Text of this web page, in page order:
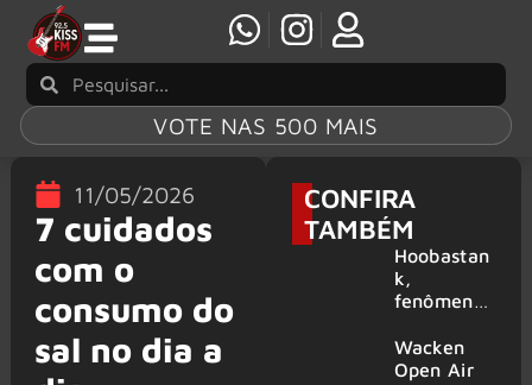
VOTE NAS 500 MAIS
11/05/2026
7 cuidados
com o
consumo do
sal no dia a
CONFIRA
TAMBÉM
Hoobastan
k,
fenômeno
rock anos
2000,
Wacken
Open Air